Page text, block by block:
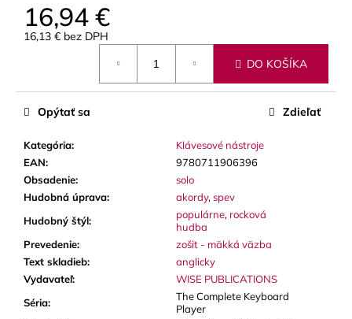
16,94 €
16,13 € bez DPH
DO KOŠÍKA
Kategória:
Klávesové nástroje
EAN:
9780711906396
Obsadenie:
solo
Hudobná úprava: akordy, spev
Hudobný štýl: populárne, rocková
hudba
Prevedenie:
zošit - mäkká väzba
Text skladieb:
anglicky
Vydavateľ:
WISE PUBLICATIONS
Séria:
The Complete Keyboard
Player
Opýtať sa Zdieľať
JUICE
VALVE
OIL
PIESTY
9,30